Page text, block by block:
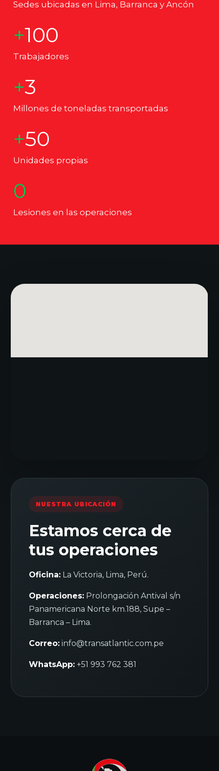
Sedes ubicadas en Lima, Barranca y Ancón
+100
Trabajadores
+3
Millones de toneladas transportadas
+50
Unidades propias
0
Lesiones en las operaciones
NUESTRA UBICACIÓN
Estamos cerca de
tus operaciones
Oficina: La Victoria, Lima, Perú.
Operaciones: Prolongación Antival s/n
Panamericana Norte km.188, Supe –
Barranca – Lima.
Correo: info@transatlantic.com.pe
WhatsApp: +51 993 762 381